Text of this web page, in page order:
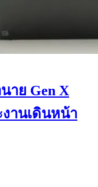
าย Gen X
งานเดินหน้า